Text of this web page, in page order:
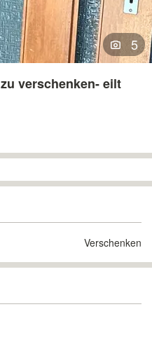
5
Alte gebrauchte - Türen - zu verschenken- eilt
Verschenken